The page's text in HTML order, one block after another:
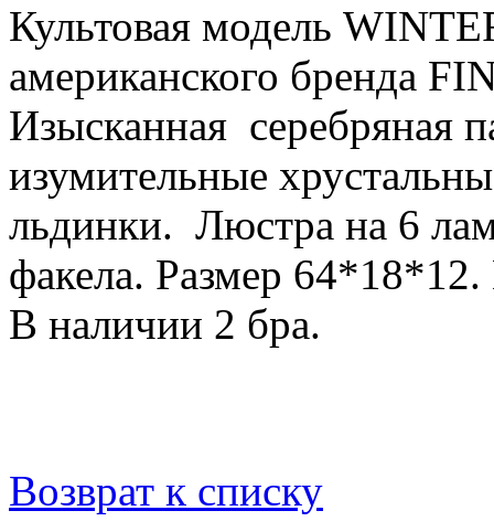
Культовая модель
американского бренда
Изысканная серебряная
изумительные
льдинки. Люстра на 6
факела. Размер
В наличии 2 бра.
Возврат к списку